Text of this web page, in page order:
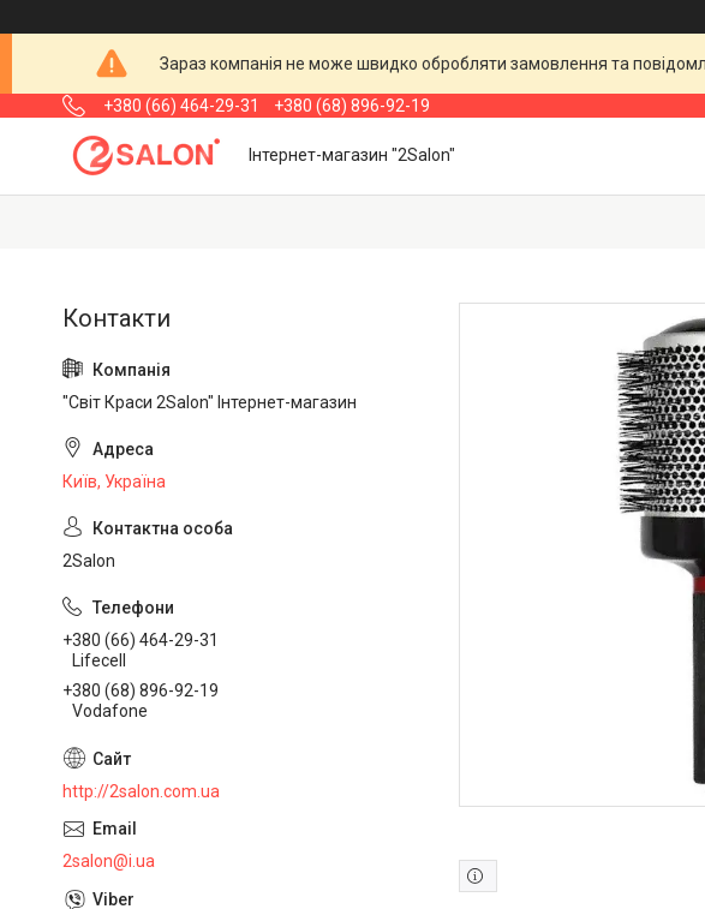
Зараз компанія не може швидко обробляти замовлення та
+380 (66) 464-29-31 +380 (68) 896-92-19
Інтернет-магазин "2Salon"
"Світ Краси 2Salon" Інтернет-магазин
Київ, Україна
2Salon
+380 (66) 464-29-31
Lifecell
+380 (68) 896-92-19
Vodafone
http://2salon.com.ua
2salon@i.ua